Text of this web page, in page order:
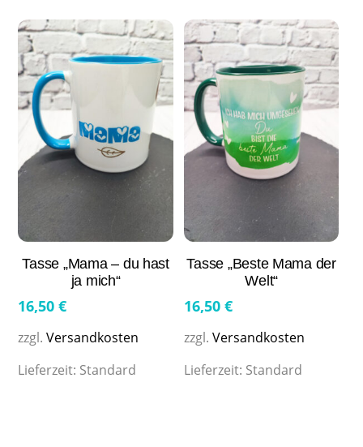
Tasse „Mama – du hast
ja mich“
16,50€
zzgl.Versandkosten
Lieferzeit: Standard
Tasse „Beste Mama der
Welt“
16,50 €
zzgl. Versandkosten
Lieferzeit: Standard